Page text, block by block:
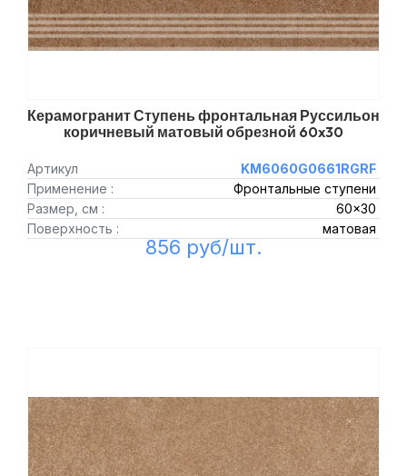
Керамогранит Ступень фронтальная Руссильон
коричневый матовый обрезной 60x30
Артикул
KM6060G0661RGRF
Применение :
Фронтальные ступени
Размер, см :
60x30
Поверхность :
матовая
856 руб/шт.